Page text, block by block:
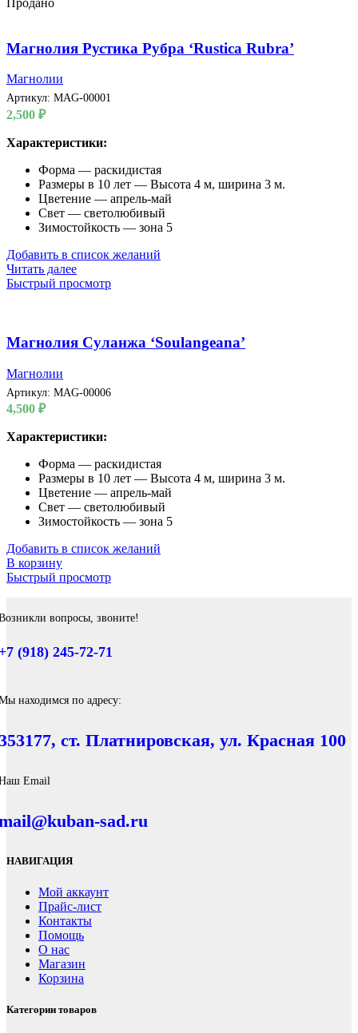
Продано
Магнолия Рустика Рубра ‘Rustica Rubra’
Магнолии
Артикул: MAG-00001
2,500 ₽
Характеристики:
Форма — раскидистая
Размеры в 10 лет — Высота 4 м, ширина 3 м.
Цветение — апрель-май
Свет — светолюбивый
Зимостойкость — зона 5
Добавить в список желаний
Читать далее
Быстрый просмотр
Магнолия Суланжа ‘Soulangeana’
Магнолии
Артикул: MAG-00006
4,500 ₽
Характеристики:
Форма — раскидистая
Размеры в 10 лет — Высота 4 м, ширина 3 м.
Цветение — апрель-май
Свет — светолюбивый
Зимостойкость — зона 5
Добавить в список желаний
В корзину
Быстрый просмотр
вопросы, звоните!
(918) 245-72-71
находимся по адресу:
ст. Платнировская, ул. Красная 100
Email
sad.ru
НАВИГАЦИЯ
Мой аккаунт
Прайс-лист
Контакты
Помощь
О нас
Магазин
Корзина
Категории товаров